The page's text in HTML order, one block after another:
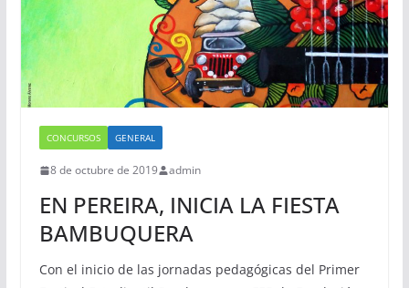
CONCURSOS GENERAL
8 de octubre de 2019 admin
EN PEREIRA, INICIA LA FIESTA
BAMBUQUERA
Con el inicio de las jornadas pedagógicas del Primer